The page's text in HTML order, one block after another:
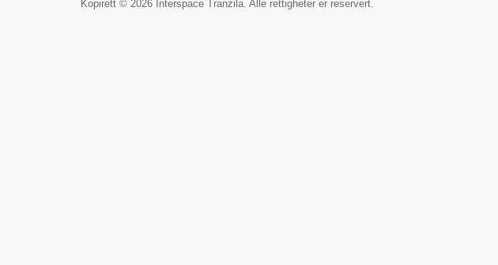
Kopirett © 2026 Interspace Tranzila. Alle rettigheter er reservert.